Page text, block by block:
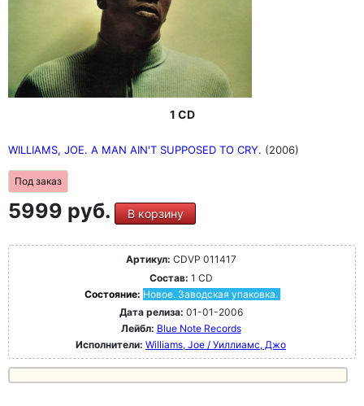
1 CD
WILLIAMS, JOE. A MAN AIN'T SUPPOSED TO CRY. (2006)
Под заказ
5999 руб. В корзину
Артикул: CDVP 011417
Состав: 1 CD
Состояние: Новое. Заводская упаковка.
Дата релиза: 01-01-2006
Лейбл: Blue Note Records
Исполнители: Williams, Joe / Уиллиамс, Джо